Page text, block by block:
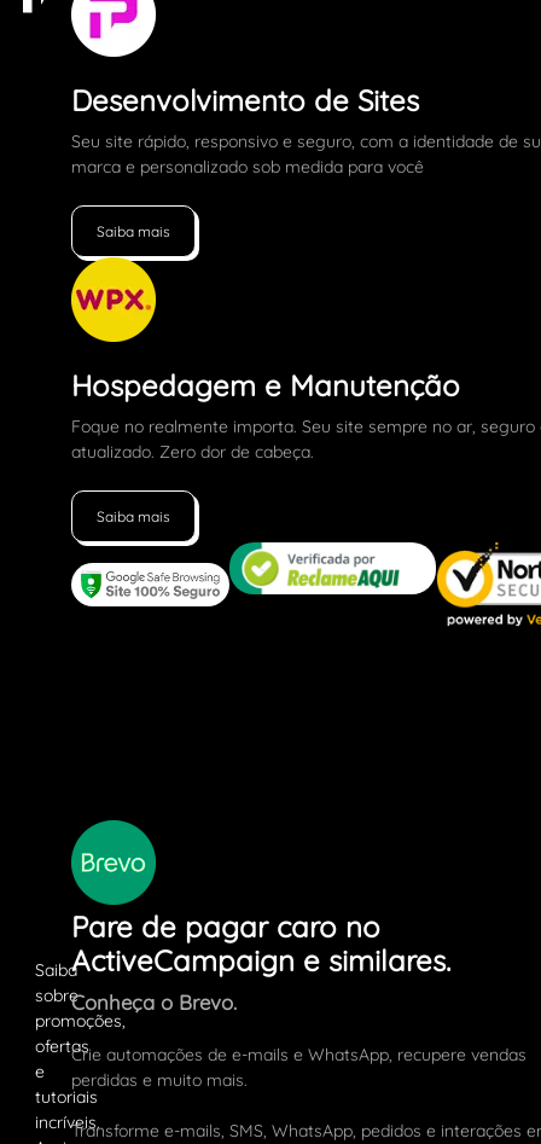
Desenvolvimento de Sites
Seu site rápido, responsivo e seguro, com a identidade de
marca e personalizado sob medida para você
Saiba mais
Hospedagem e Manutenção
Foque no realmente importa. Seu site sempre no ar, seguro
atualizado. Zero dor de cabeça.
Saiba mais
Pare de pagar caro no
ActiveCampaign e similares.
Conheça o Brevo.
Crie automações de e-mails e WhatsApp, recupere vendas
perdidas e muito mais.
Transforme e-mails, SMS, WhatsApp, pedidos e interações